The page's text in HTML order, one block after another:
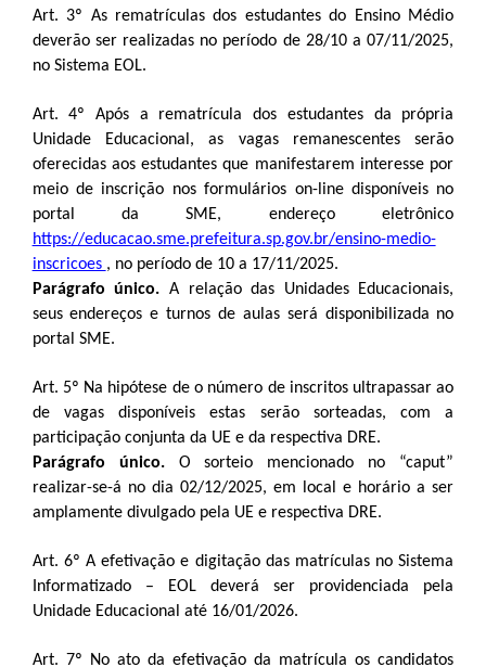
Art. 3º As rematrículas dos estudantes do Ensino Médio
deverão ser realizadas no período de 28/10 a 07/11/2025,
no Sistema EOL.
Art. 4º Após a rematrícula dos estudantes da própria
Unidade Educacional, as vagas remanescentes serão
oferecidas aos estudantes que manifestarem interesse por
meio de inscrição nos formulários on-line disponíveis no
portal da SME, endereço eletrônico
https://educacao.sme.prefeitura.sp.gov.br/ensino-medio-
inscricoes , no período de 10 a 17/11/2025.
Parágrafo único. A relação das Unidades Educacionais,
seus endereços e turnos de aulas será disponibilizada no
portal SME.
Art. 5º Na hipótese de o número de inscritos ultrapassar ao
de vagas disponíveis estas serão sorteadas, com a
participação conjunta da UE e da respectiva DRE.
Parágrafo único.O sorteio mencionado no “caput”
realizar-se-á no dia 02/12/2025, em local e horário a ser
amplamente divulgado pela UE e respectiva DRE.
Art. 6º A efetivação e digitação das matrículas no Sistema
Informatizado – EOL deverá ser providenciada pela
Unidade Educacional até 16/01/2026.
Art. 7º No ato da efetivação da matrícula os candidatos